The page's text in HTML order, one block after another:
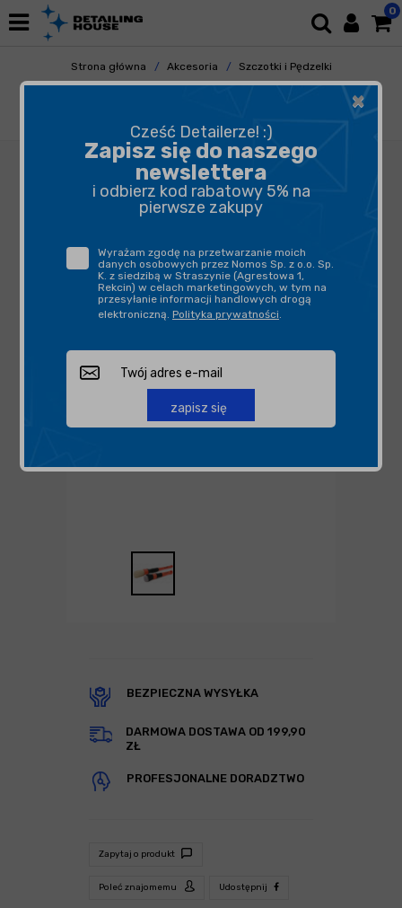
0
Strona główna Akcesoria
Szczotki i Pędzelki
Do Elementów Zewnętrznych
BEZPIECZNA WYSYŁKA
DARMOWA DOSTAWA OD 199,90
ZŁ
PROFESJONALNE DORADZTWO
Zapytaj o produkt
Poleć znajomemu Udostępnij
×
Cześć Detailerze! :)
Zapisz się do naszego
newslettera
i odbierz kod rabatowy 5% na
pierwsze zakupy
Wyrażam zgodę na przetwarzanie moich
danych osobowych przez Nomos Sp. z o.o. Sp.
K. z siedzibą w Straszynie (Agrestowa 1,
Rekcin) w celach marketingowych, w tym na
przesyłanie informacji handlowych drogą
elektroniczną. Polityka prywatności.
zapisz się